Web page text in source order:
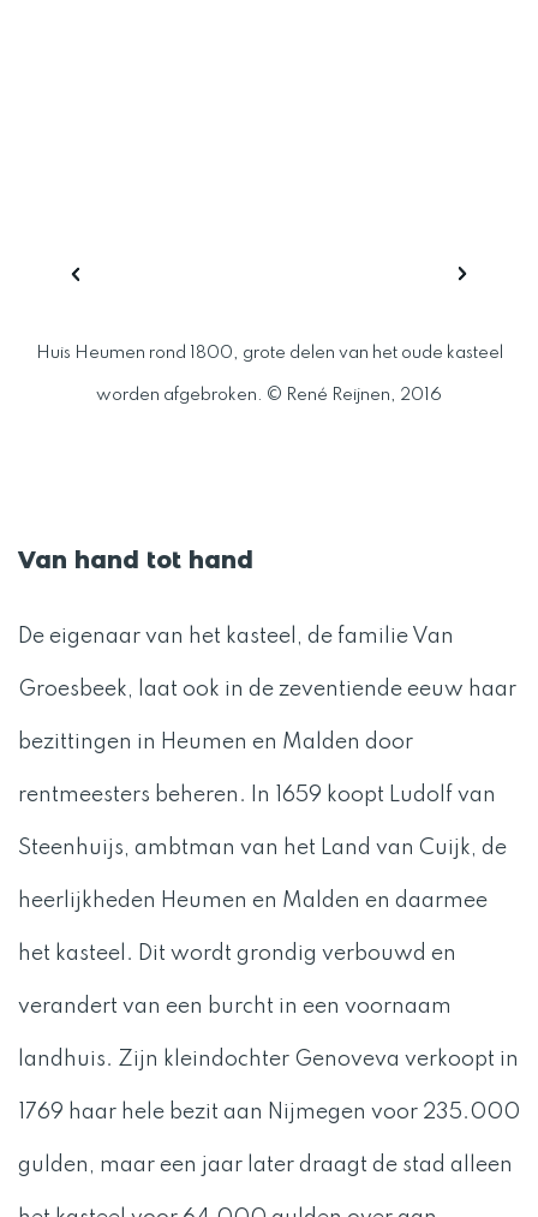
Huis Heumen rond 1800, grote delen van het oude kasteel
worden afgebroken. © René Reijnen, 2016
Van hand tot hand
De eigenaar van het kasteel, de familie Van
Groesbeek, laat ook in de zeventiende eeuw haar
bezittingen in Heumen en Malden door
rentmeesters beheren. In 1659 koopt Ludolf van
Steenhuijs, ambtman van het Land van Cuijk, de
heerlijkheden Heumen en Malden en daarmee
het kasteel. Dit wordt grondig verbouwd en
verandert van een burcht in een voornaam
landhuis. Zijn kleindochter Genoveva verkoopt in
1769 haar hele bezit aan Nijmegen voor 235.000
gulden, maar een jaar later draagt de stad alleen